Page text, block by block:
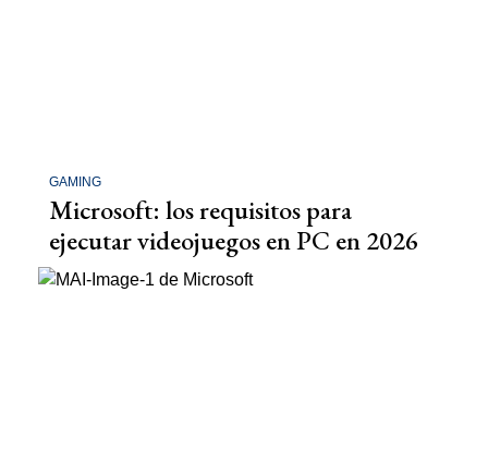
GAMING
Microsoft: los requisitos para
ejecutar videojuegos en PC en 2026